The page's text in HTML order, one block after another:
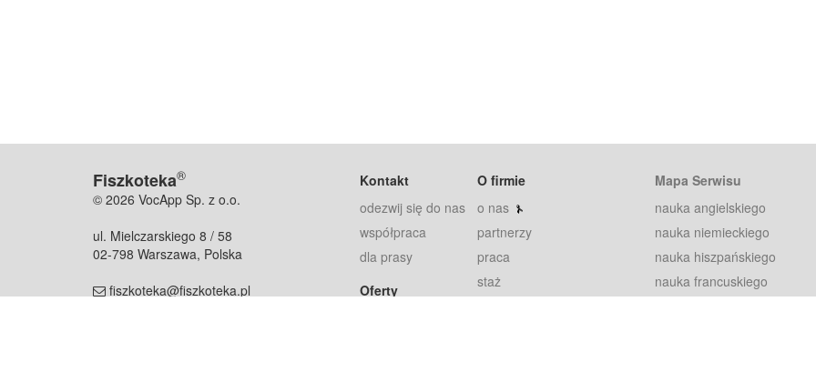
Fiszkoteka®
© 2026 VocApp Sp. z o.o.
ul. Mielczarskiego 8 / 58
02-798 Warszawa, Polska
fiszkoteka@fiszkoteka.pl
Kontakt
odezwij się do nas
współpraca
dla prasy
Oferty
O firmie
o nas
partnerzy
praca
staż
Mapa Serwisu
nauka angielskiego
nauka niemieckiego
nauka hiszpańskiego
nauka francuskiego